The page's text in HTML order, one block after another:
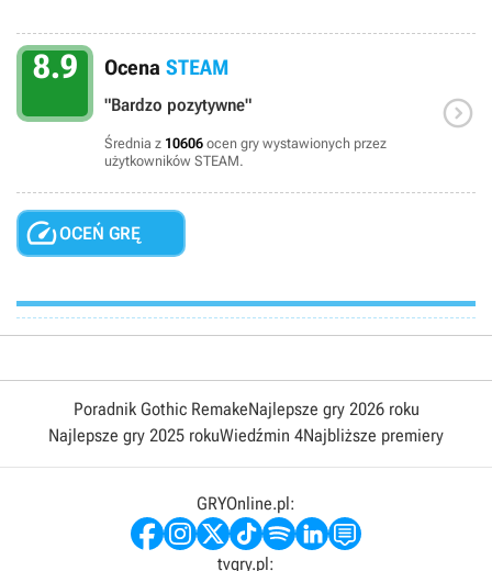
8.9 Ocena STEAM
"Bardzo pozytywne"
Średnia z 10606 ocen gry wystawionych przez
użytkowników STEAM.

OCEŃ GRĘ
Poradnik Gothic RemakeNajlepsze gry 2026 roku
Najlepsze gry 2025 rokuWiedźmin 4Najbliższe premiery
GRYOnline.pl:
tvgry.pl: